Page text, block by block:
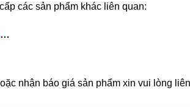
các sản phẩm khác liên quan:
nhận báo giá sản phẩm xin vui lòng